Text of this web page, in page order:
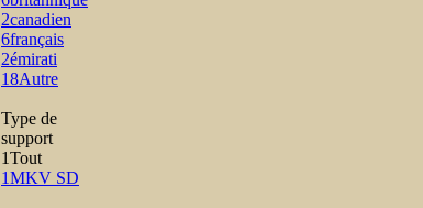
2canadien
6français
2émirati
18Autre
Type de
support
1Tout
1MKV SD